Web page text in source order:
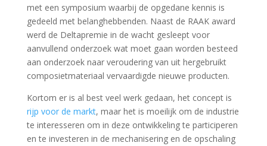
met een symposium waarbij de opgedane kennis is
gedeeld met belanghebbenden. Naast de RAAK award
werd de Deltapremie in de wacht gesleept voor
aanvullend onderzoek wat moet gaan worden besteed
aan onderzoek naar veroudering van uit hergebruikt
composietmateriaal vervaardigde nieuwe producten.
Kortom er is al best veel werk gedaan, het concept is
rijp voor de markt, maar het is moeilijk om de industrie
te interesseren om in deze ontwikkeling te participeren
en te investeren in de mechanisering en de opschaling